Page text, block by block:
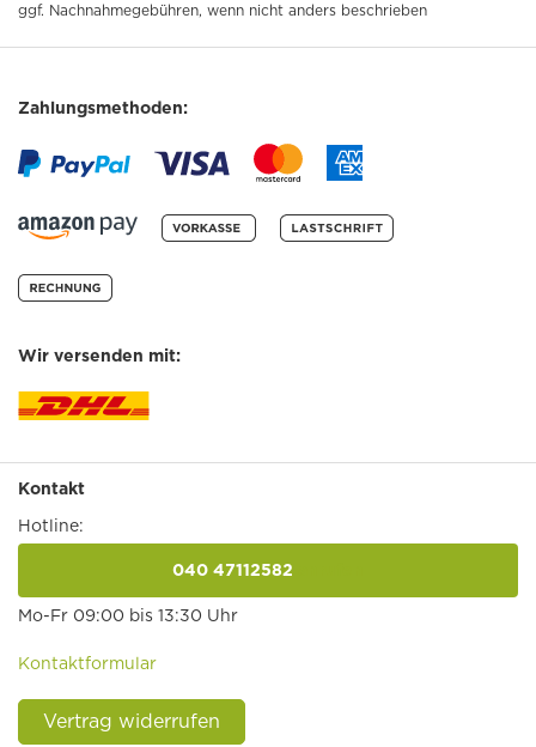
ggf. Nachnahmegebühren, wenn nicht anders beschrieben
Zahlungsmethoden:
Wir versenden mit:
Kontakt
Hotline:
040 47112582
Mo-Fr 09:00 bis 13:30 Uhr
Kontaktformular
Vertrag widerrufen